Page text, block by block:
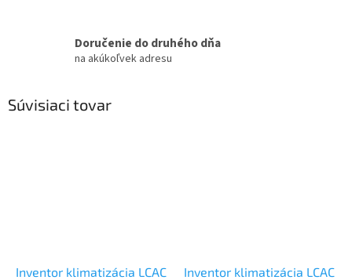
Doručenie do druhého dňa
na akúkoľvek adresu
Súvisiaci tovar
Inventor klimatizácia LCAC
Inventor klimatizácia LCAC